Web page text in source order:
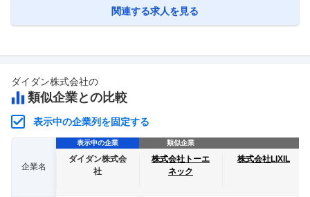
に取り組んでおり、新たに人材を増員募集します。 これまでのご経験を
関連する求人を見る
ダイダン株式会社の
類似企業との比較
表示中の企業列を固定する
企業名
表示中の企業
ダイダン株式会
社
類似企業
株式会社トーエ
ネック
株式会社LIXIL